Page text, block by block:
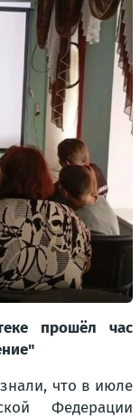
прошёл час
что в июле
Федерации